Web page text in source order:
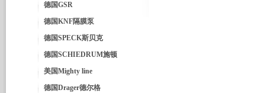
德国GSR
德国KNF隔膜泵
德国SPECK斯贝克
德国SCHIEDRUM施顿
美国Mighty line
德国Drager德尔格